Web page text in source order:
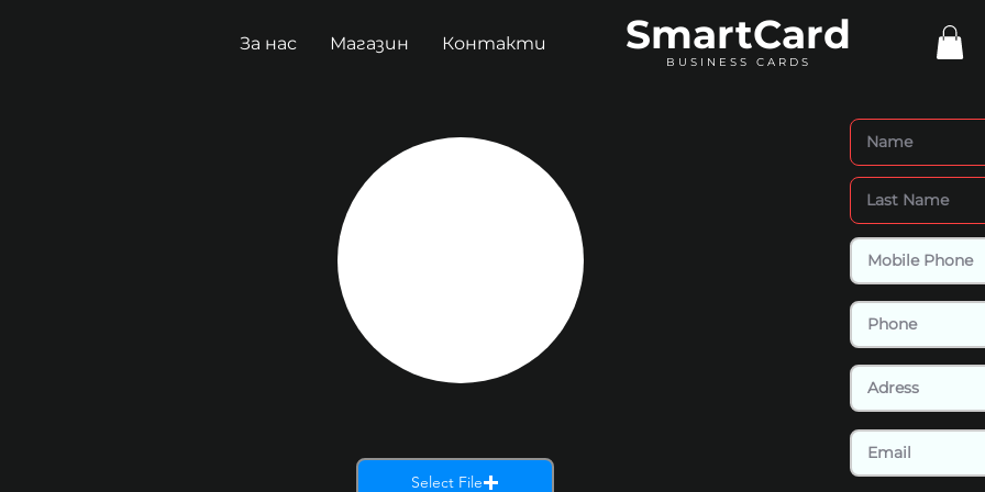
За нас Магазин Контакти SmartCard
BUSINESS CARDS
Select File